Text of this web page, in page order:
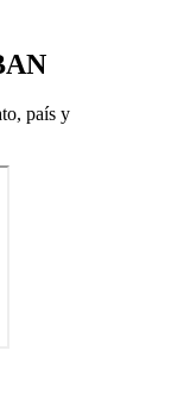
país y